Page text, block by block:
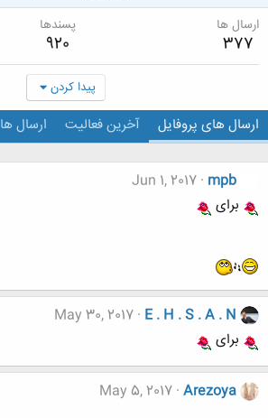
ارسال ها
377
پسندها
920
پیدا کردن
ارسال های پروفایل آخرین فعالیت ارسال ها
mpb
Jun 1, 2017
برای
E . H . S . A . N
May 30, 2017
برای
Arezoya
May 5, 2017